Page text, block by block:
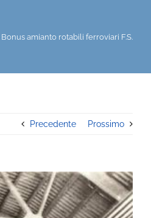
Bonus amianto rotabili ferroviari F.S.
Precedente Prossimo